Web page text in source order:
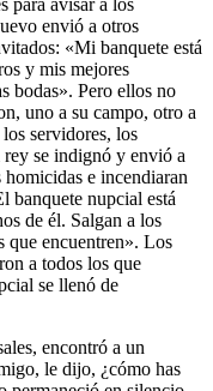
envió a otros
«Mi banquete está
y mis mejores
bodas». Pero ellos no
uno a su campo, otro a
servidores, los
se indignó y envió a
homicidas e incendiaran
banquete nupcial está
de él. Salgan a los
que encuentren». Los
a todos los que
se llenó de
encontró a un
le dijo, ¿cómo has